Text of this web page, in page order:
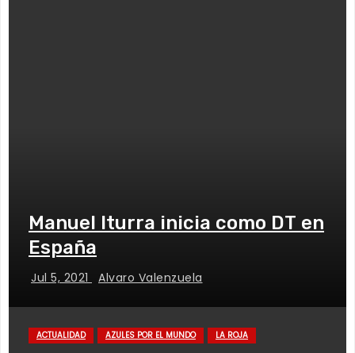
Manuel Iturra inicia como DT en
España
Jul 5, 2021 Alvaro Valenzuela
ACTUALIDAD AZULES POR EL MUNDO LA ROJA